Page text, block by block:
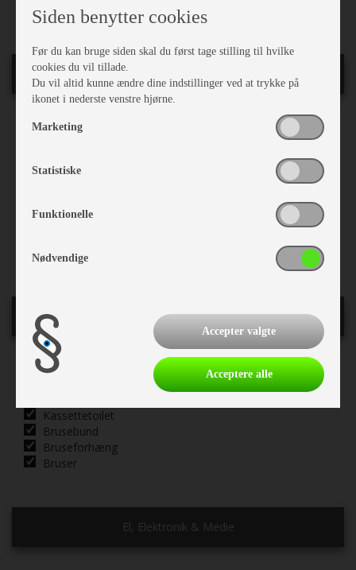
Rullegardiner
Karrosseri, Chassis & Magasiner
Mover
Støddæmpere
Myggenet
Serviceklap
Køkken - Bad & Toilet
3 gasblus
Kassettetoilet
Brusebund
Bruseforhæng
Bruser
El, Elektronik & Medie
Siden benytter cookies
Før du kan bruge siden skal du først tage stilling til hvilke
cookies du vil tillade.
Du vil altid kunne ændre dine indstillinger ved at trykke på
ikonet i nederste venstre hjørne.
Marketing
Statistiske
Funktionelle
Nødvendige
Accepter valgte
Acceptere alle